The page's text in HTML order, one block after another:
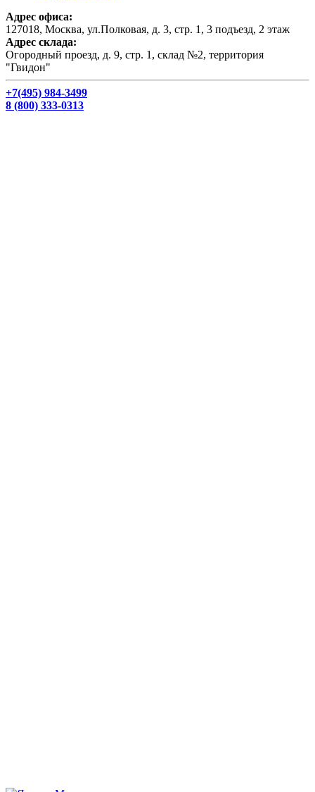
Адрес офиса:
127018, Москва, ул.Полковая, д. 3, стр. 1, 3 подъезд, 2 этаж
Адрес склада:
Огородный проезд, д. 9, стр. 1, склад №2, территория
"Гвидон"
+7(495) 984-3499
8 (800) 333-0313